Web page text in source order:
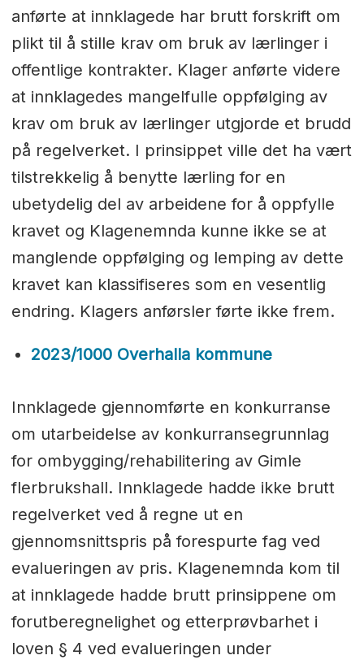
anførte at innklagede har brutt forskrift om
plikt til å stille krav om bruk av lærlinger i
offentlige kontrakter. Klager anførte videre
at innklagedes mangelfulle oppfølging av
krav om bruk av lærlinger utgjorde et brudd
på regelverket. I prinsippet ville det ha vært
tilstrekkelig å benytte lærling for en
ubetydelig del av arbeidene for å oppfylle
kravet og Klagenemnda kunne ikke se at
manglende oppfølging og lemping av dette
kravet kan klassifiseres som en vesentlig
endring. Klagers anførsler førte ikke frem.
2023/1000 Overhalla kommune
Innklagede gjennomførte en konkurranse
om utarbeidelse av konkurransegrunnlag
for ombygging/rehabilitering av Gimle
flerbrukshall. Innklagede hadde ikke brutt
regelverket ved å regne ut en
gjennomsnittspris på forespurte fag ved
evalueringen av pris. Klagenemnda kom til
at innklagede hadde brutt prinsippene om
forutberegnelighet og etterprøvbarhet i
loven § 4 ved evalueringen under